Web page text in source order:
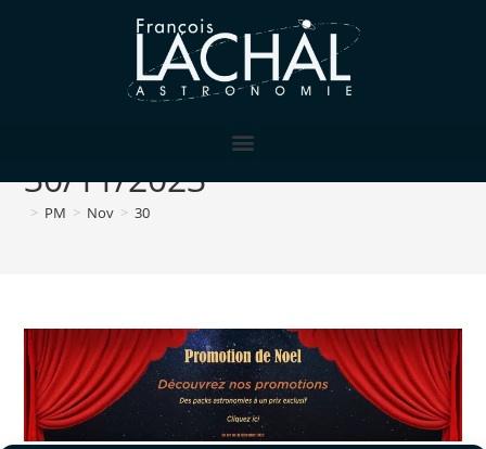
Archives quotidiennes :
30/11/2023
> PM > Nov > 30